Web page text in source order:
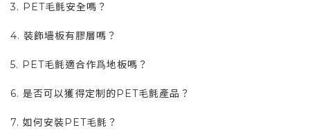
3. PET毛氈安全嗎？
4. 裝飾墻板有膠層嗎？
5. PET毛氈適合作爲地板嗎？
6. 是否可以獲得定制的PET毛氈產品？
7. 如何安裝PET毛氈？